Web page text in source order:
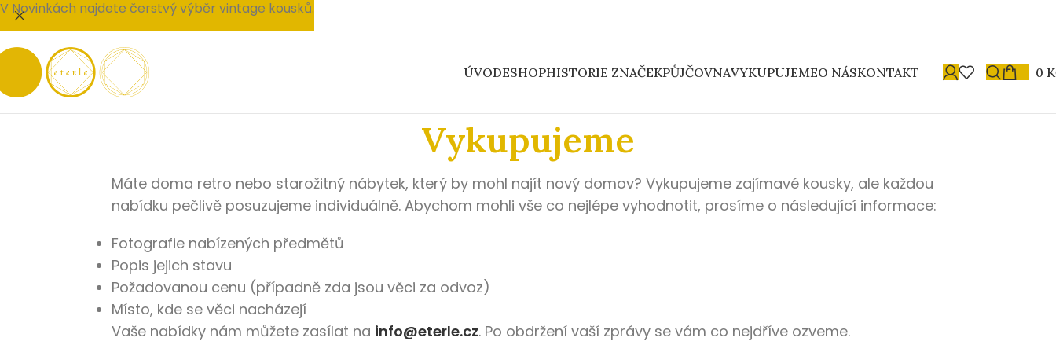
ÚVODESHOPHISTORIE ZNAČEKPŮJČOVNAVYKUPUJEMEO NÁSKONTAKT 0
Vykupujeme
Máte doma retro nebo starožitný nábytek, který by mohl najít nový domov? Vykupujeme zajímavé kousky, ale každou
nabídku pečlivě posuzujeme individuálně. Abychom mohli vše co nejlépe vyhodnotit, prosíme o následující informace:
Fotografie nabízených předmětů
Popis jejich stavu
Požadovanou cenu (případně zda jsou věci za odvoz)
Místo, kde se věci nacházejí
Vaše nabídky nám můžete zasílat na info@eterle.cz. Po obdržení vaší zprávy se vám co nejdříve ozveme.
V Novinkách najdete čerstvý výběr vintage kousků.